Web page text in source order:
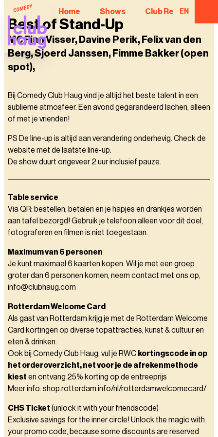
Home Shows Club Regulars
EN
Best of Stand-Up
MC Finn Visser, Davine Perik, Felix van den
Berg, Sjoerd Janssen, Fimme Bakker (open
spot),
Bij Comedy Club Haug vind je altijd het beste talent in een
sublieme atmosfeer. Een avond gegarandeerd lachen, alleen
of met je vrienden!
PS De line-up is altijd aan verandering onderhevig. Check de
website met de laatste line-up.
De show duurt ongeveer 2 uur inclusief pauze.
Table service
Via QR: bestellen, betalen en je hapjes en drankjes worden
aan tafel bezorgd! Gebruik je telefoon alleen voor dit doel,
fotograferen en filmen is niet toegestaan.
Maximum van 6 personen
Je kunt maximaal 6 kaarten kopen. Wil je met een groep
groter dan 6 personen komen, neem contact met ons op,
info@clubhaug.com
Rotterdam Welcome Card
Als gast van Rotterdam krijg je met de Rotterdam Welcome
Card kortingen op diverse topattracties, kunst & cultuur en
eten & drinken.
Ook bij Comedy Club Haug, vul je RWC kortingscode in op
het orderoverzicht, net voor je de afrekenmethode
kiest en ontvang 25% korting op de entreeprijs
Meer info: shop.rotterdam.info/nl/rotterdamwelcomecard/
CHS Ticket (unlock it with your friendscode)
Exclusive savings for the inner circle! Unlock the magic with
your promo code, because some discounts are reserved